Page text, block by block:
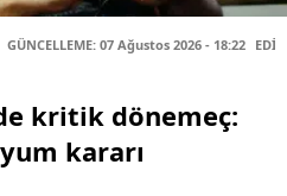
GÜNCELLEME: 07 Ağustos 2026 - 18:22
kritik dönemeç:
kararı